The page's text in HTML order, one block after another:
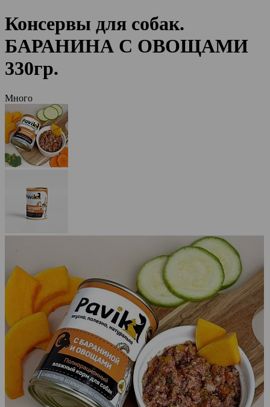
Консервы для собак.
БАРАНИНА С ОВОЩАМИ
330гр.
Много